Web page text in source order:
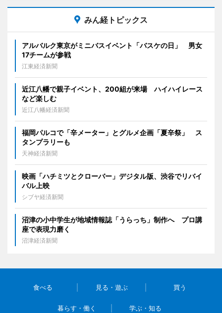
みん経トピックス
アルバルク東京がミニバスイベント「バスケの日」 男女
17チームが参戦
江東経済新聞
近江八幡で親子イベント、200組が来場 ハイハイレース
など楽しむ
近江八幡経済新聞
福岡パルコで「辛メーター」とグルメ企画「夏辛祭」 ス
タンプラリーも
天神経済新聞
映画「ハチミツとクローバー」デジタル版、渋谷でリバイ
バル上映
シブヤ経済新聞
沼津の小中学生が地域情報誌「うらっち」制作へ プロ講
座で表現力磨く
沼津経済新聞
食べる 見る・遊ぶ 買う
暮らす・働く 学ぶ・知る